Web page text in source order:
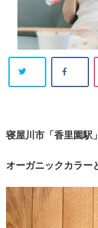
e/atussy090
om/public_
html/wp-co
寝屋川市「香里園駅
オーガニックカラー